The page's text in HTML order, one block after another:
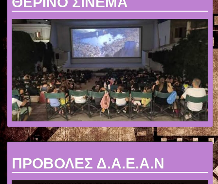
ΠΡΟΒΟΛΕΣ Δ.Α.Ε.Α.Ν